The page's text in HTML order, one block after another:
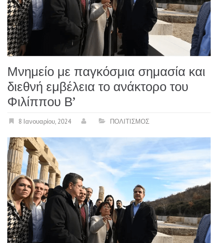
Μνημείο με παγκόσμια σημασία και
διεθνή εμβέλεια το ανάκτορο του
Φιλίππου Β’
8 Ιανουαρίου, 2024 ΠΟΛΙΤΙΣΜΟΣ